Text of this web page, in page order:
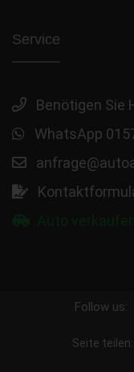
Service
Benötigen Sie
WhatsApp
Follow us:
Seite teilen: